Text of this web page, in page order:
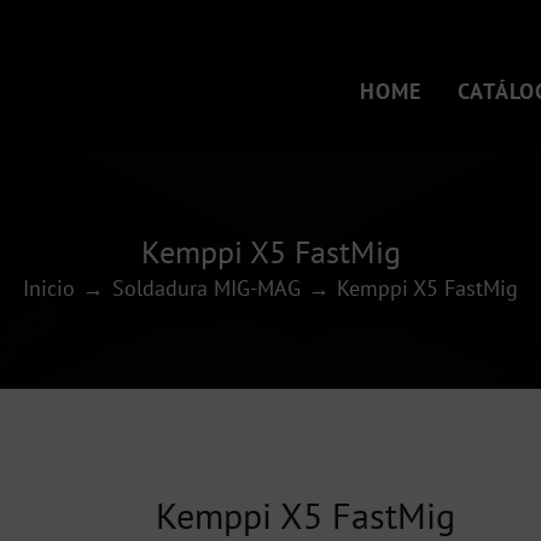
HOME
Kemppi X5 FastMig
Inicio Soldadura MIG-MAG Kemppi X5 FastMig
Kemppi X5 FastMig